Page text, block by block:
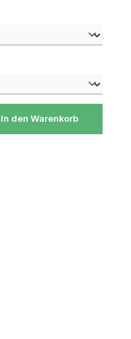
In den Warenkorb